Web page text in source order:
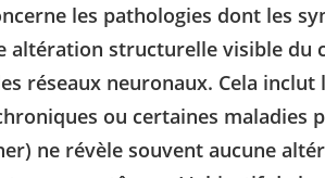
les pathologies dont les
altération structurelle visible du
réseaux neuronaux. Cela inclut
ou certaines maladies
ne révèle souvent aucune